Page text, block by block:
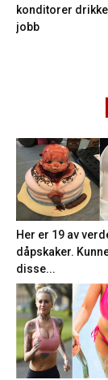
konditorer
jobb
Her er 19 av
dåpskaker.
disse...